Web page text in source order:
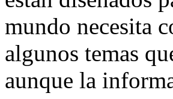
mundo necesita
algunos temas
aunque la